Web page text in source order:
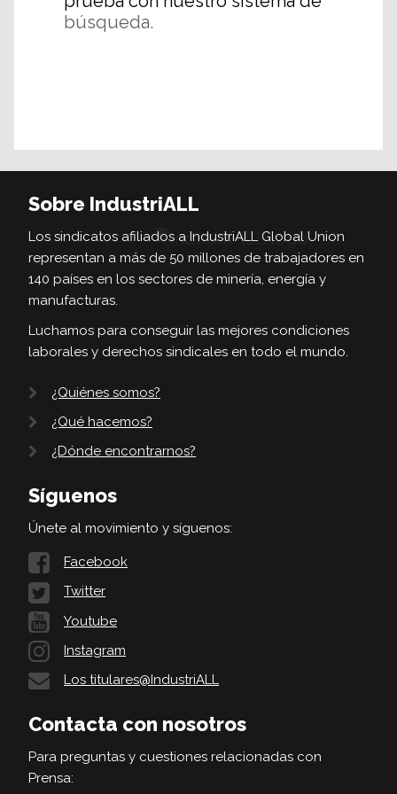
búsqueda.
Sobre IndustriALL
Los sindicatos afiliados a IndustriALL Global Union
representan a más de 50 millones de trabajadores en
140 países en los sectores de minería, energía y
manufacturas.
Luchamos para conseguir las mejores condiciones
laborales y derechos sindicales en todo el mundo.
¿Quiénes somos?
¿Qué hacemos?
¿Dónde encontrarnos?
Síguenos
Únete al movimiento y síguenos:
Facebook
Twitter
Youtube
Instagram
Los titulares@IndustriALL
Contacta con nosotros
Para preguntas y cuestiones relacionadas con
Prensa: